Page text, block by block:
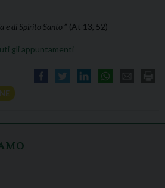
e di Spirito Santo ” (At 13, 52)
gli appuntamenti